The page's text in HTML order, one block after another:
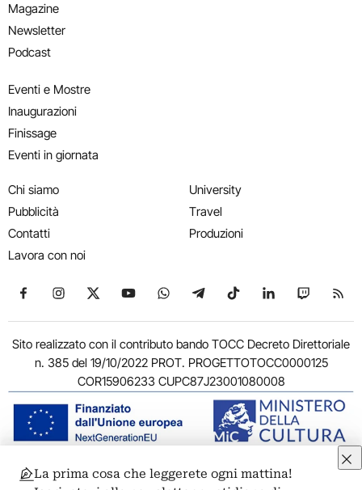
Magazine
Newsletter
Podcast
Eventi e Mostre
Inaugurazioni
Finissage
Eventi in giornata
Chi siamo
Pubblicità
Contatti
Lavora con noi
University
Travel
Produzioni
Seguici su Facebook
Seguici su Instagram
Seguici su X
Seguici su YouTube
Seguici su WhatsApp
Seguici su Telegram
Seguici su TikTok
Seguici su
Seguici
Sito realizzato con il contributo bando TOCC Decreto Direttoriale
n. 385 del 19/10/2022 PROT. PROGETTOTOCC0000125
COR15906233 CUPC87J23001080008
© 2011-2026 ARTRIBUNE srl – Corso Vittorio Emanuele II, 287 –
La prima cosa che leggerete ogni mattina!